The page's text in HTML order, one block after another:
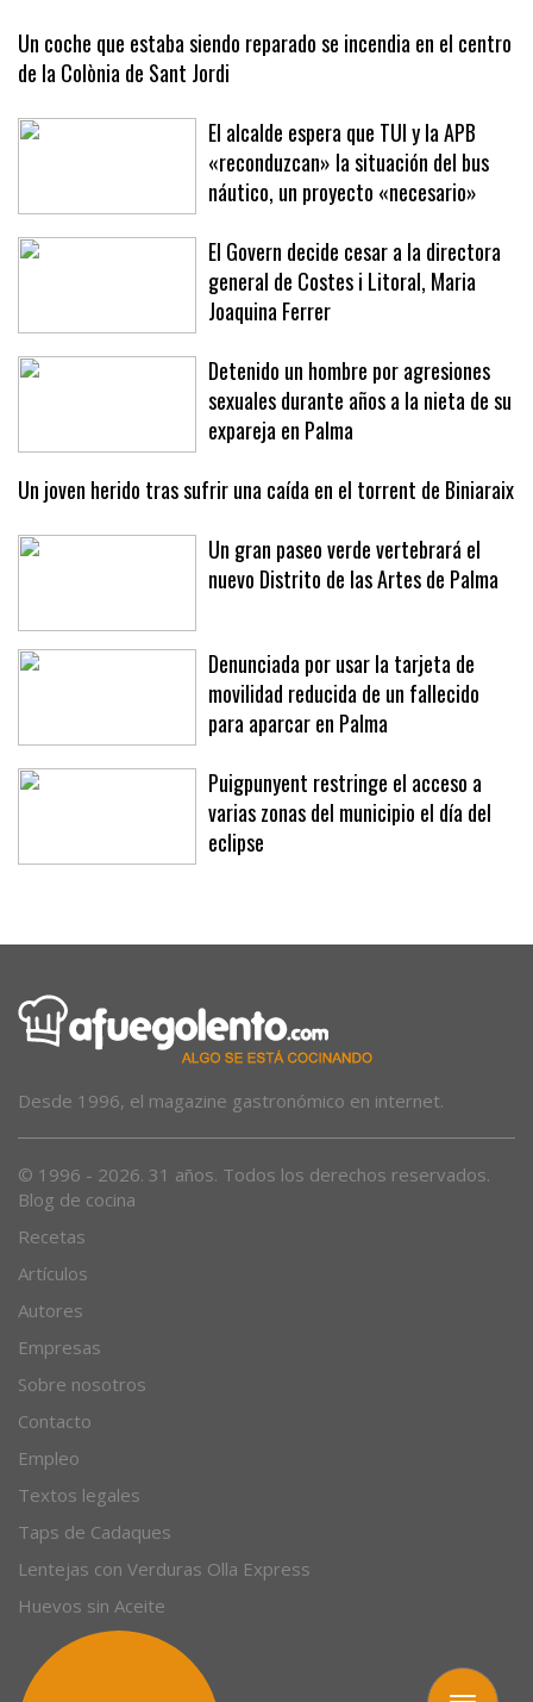
Un coche que estaba siendo reparado se incendia en el centro
de la Colònia de Sant Jordi
El alcalde espera que TUI y la APB
«reconduzcan» la situación del bus
náutico, un proyecto «necesario»
El Govern decide cesar a la directora
general de Costes i Litoral, Maria
Joaquina Ferrer
Detenido un hombre por agresiones
sexuales durante años a la nieta de su
expareja en Palma
Un joven herido tras sufrir una caída en el torrent de Biniaraix
Un gran paseo verde vertebrará el
nuevo Distrito de las Artes de Palma
Denunciada por usar la tarjeta de
movilidad reducida de un fallecido
para aparcar en Palma
Puigpunyent restringe el acceso a
varias zonas del municipio el día del
eclipse
Desde 1996, el magazine gastronómico en internet.
© 1996 - 2026. 31 años. Todos los derechos reservados.
Blog de cocina
Recetas
Artículos
Autores
Empresas
Sobre nosotros
Contacto
Empleo
Textos legales
Taps de Cadaques
Lentejas con Verduras Olla Express
Huevos sin Aceite